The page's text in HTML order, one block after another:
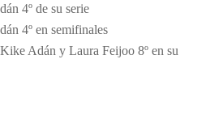
4º de su serie
4º en semifinales
Adán y Laura Feijoo 8º en su